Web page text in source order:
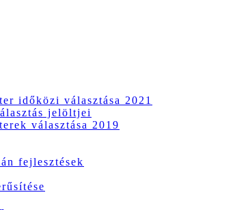
időközi választása 2021
jelöltjei
választása 2019
fejlesztések